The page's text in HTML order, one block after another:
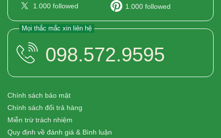
1.000 followed 1.000 followed
Mọi thắc mắc xin liên hệ
098.572.9595
Chính sách bảo mật
Chính sách đổi trả hàng
Miễn trừ trách nhiệm
Quy định về đánh giá & Bình luận